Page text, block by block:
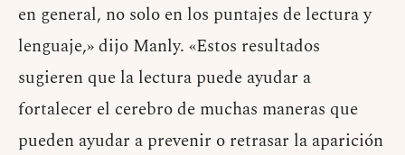
en general, no solo en los puntajes de lectura y
lenguaje,» dijo Manly. «Estos resultados
sugieren que la lectura puede ayudar a
fortalecer el cerebro de muchas maneras que
pueden ayudar a prevenir o retrasar la aparición